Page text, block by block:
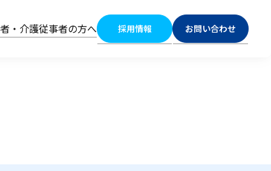
・介護従事者の方へ 採用情報 お問い合わせ